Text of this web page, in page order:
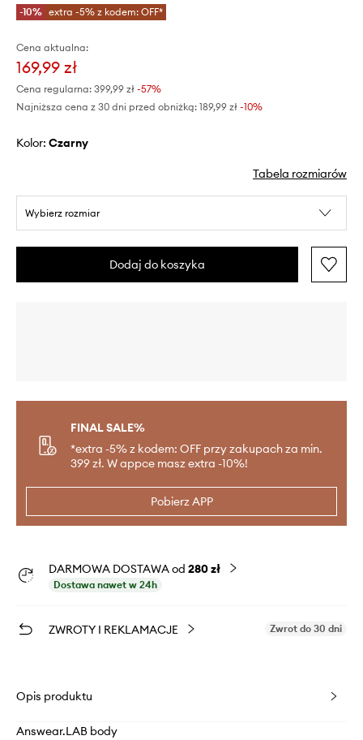
-10% extra -5% z kodem: OFF*
Cena aktualna:
169,99 zł
Cena regularna: 399,99 zł -57%
Najniższa cena z 30 dni przed obniżką: 189,99 zł -10%
Kolor: czarny
Tabela rozmiarów
Wybierz rozmiar
Dodaj do koszyka
FINAL SALE%
*extra -5% z kodem: OFF przy zakupach za min.
399 zł. W appce masz extra -10%!
Pobierz APP
DARMOWA DOSTAWA od 280 zł
Dostawa nawet w 24h
ZWROTY I REKLAMACJE Zwrot do 30 dni
Opis produktu
Answear.LAB body